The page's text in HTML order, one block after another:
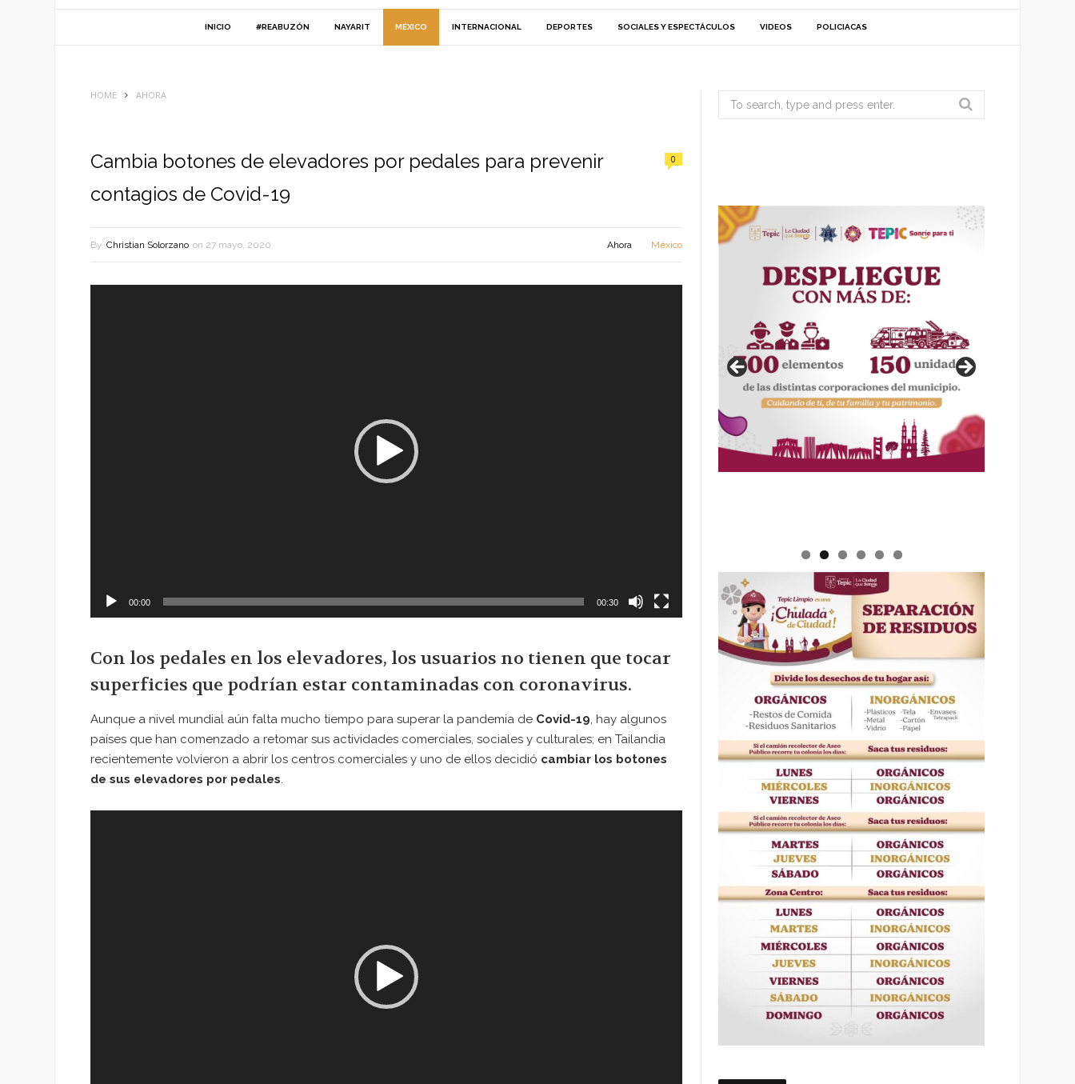
INICIO #REABUZÓN NAYARIT MÉXICO INTERNACIONAL DEPORTES SOCIALES Y ESPECTÁCULOS VIDEOS POLICIACAS
HOME AHORA
Cambia botones de elevadores por pedales para prevenir
contagios de Covid-19
0
By Christian Solorzano on 27 mayo, 2020 Ahora México
00:00 00:30
Con los pedales en los elevadores, los usuarios no tienen que tocar
superficies que podrían estar contaminadas con coronavirus.
Aunque a nivel mundial aún falta mucho tiempo para superar la pandemia de Covid-19, hay algunos
países que han comenzado a retomar sus actividades comerciales, sociales y culturales; en Tailandia
recientemente volvieron a abrir los centros comerciales y uno de ellos decidió cambiar los botones
de sus elevadores por pedales.
Search
for: